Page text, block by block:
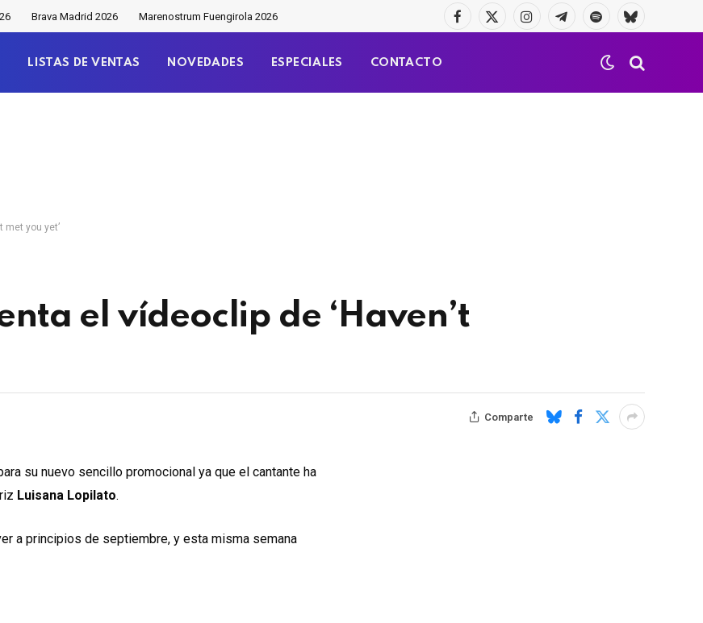
Brava Madrid 2026 Marenostrum Fuengirola 2026
Facebook
X
InstagramTelegramaSpotifyBluesky
LISTAS DE VENTAS NOVEDADES ESPECIALES CONTACTO
met you yet’
el vídeoclip de ‘Haven’t
Comparte
su nuevo sencillo promocional ya que el cantante ha
Luisana Lopilato.
a principios de septiembre, y esta misma semana